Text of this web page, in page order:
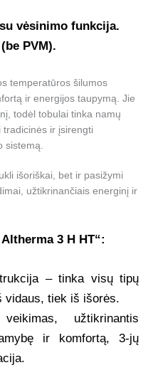
vėsinimo funkcija.
PVM).
temperatūros šilumos
ir energijos taupymą. Jie
todėl tobulai tinka namų
ir įsirengti
sistemą.
išoriškai, bet ir pasižymi
užtikrinančiais energinį ir
3 H HT“:
– tinka visų tipų
vidaus, tiek iš išorės.
užtikrinantis
ir komfortą, 3-jų